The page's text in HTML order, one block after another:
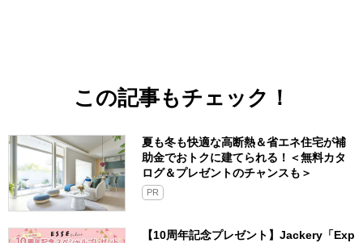
この記事もチェック！
夏も冬も快適な高断熱＆省エネ住宅が補
助金でおトクに建てられる！＜無料カタ
ログ＆プレゼントのチャンスも＞
PR
【10周年記念プレゼント】Jackery「Exp